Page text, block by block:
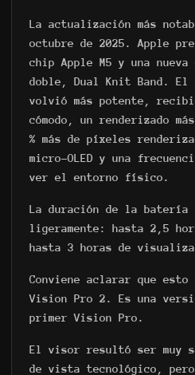
La actualización más
octubre de 2025. Apple
chip Apple M5 y una
doble, Dual Knit Band.
volvió más potente,
cómodo, un renderizado
% más de píxeles
micro-OLED y una
ver el entorno físico.
La duración de la batería
ligeramente: hasta 2,5
hasta 3 horas de
Conviene aclarar que
Vision Pro 2. Es una
primer Vision Pro.
El visor resultó ser muy
de vista tecnológico,